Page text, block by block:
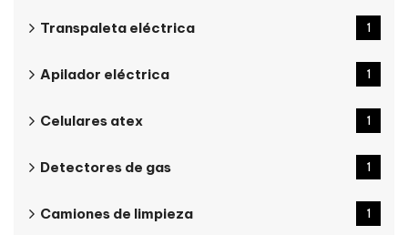
Transpaleta eléctrica 1
Apilador eléctrica 1
Celulares atex 1
Detectores de gas 1
Camiones de limpieza 1